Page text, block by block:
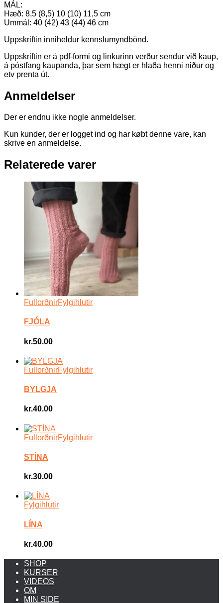
MÁL:
Hæð: 8,5 (8,5) 10 (10) 11,5 cm
Ummál: 40 (42) 43 (44) 46 cm
Uppskriftin inniheldur kennslumyndbönd.
Uppskriftin er á pdf-formi og linkurinn verður sendur við kaup,
á póstfang kaupanda, þar sem hægt er hlaða henni niður og
etv prenta út.
Anmeldelser
Der er endnu ikke nogle anmeldelser.
Kun kunder, der er logget ind og har købt denne vare, kan
skrive en anmeldelse.
Relaterede varer
FullorðnirFylgihlutir
FJÓLA
kr.50.00
FullorðnirFylgihlutir
BYLGJA
kr.40.00
FullorðnirFylgihlutir
STÍNA
kr.30.00
Fylgihlutir
LÍNA
kr.40.00
SHOP
KURSER
VIDEOS
OM
MIN SIDE